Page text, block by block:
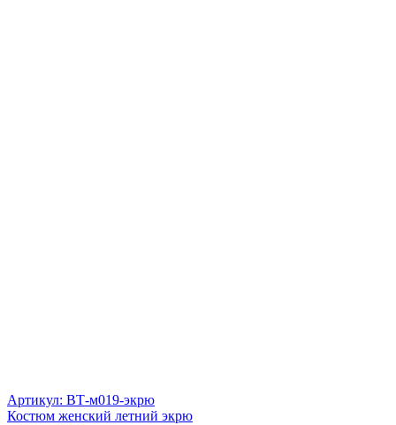
Артикул: ВТ-м019-экрю
Костюм женский летний экрю